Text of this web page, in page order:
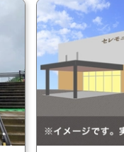
方におすすめ
どなたでもご利用
おすすめです。